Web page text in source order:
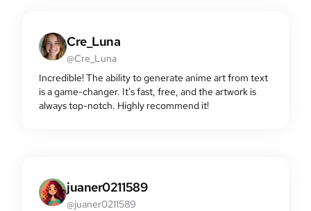
Cre_Luna
@Cre_Luna
Incredible! The ability to generate anime art from text
is a game-changer. It's fast, free, and the artwork is
always top-notch. Highly recommend it!
juaner0211589
@juaner0211589